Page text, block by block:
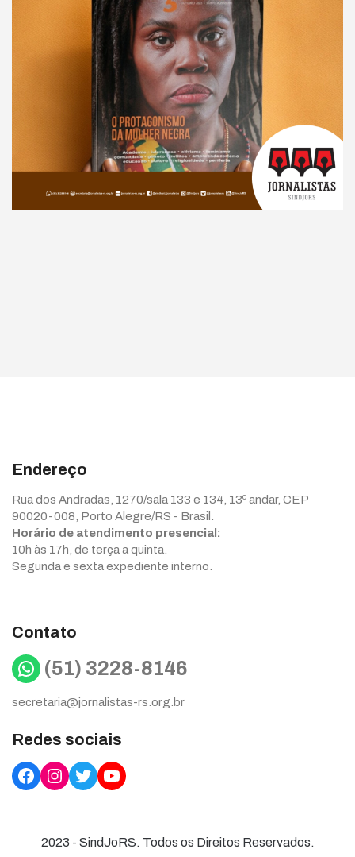
Endereço
Rua dos Andradas, 1270/sala 133 e 134, 13º andar, CEP
90020-008, Porto Alegre/RS - Brasil.
Horário de atendimento presencial:
10h às 17h, de terça a quinta.
Segunda e sexta expediente interno.
Contato
WhatsApp
(51) 3228-8146
secretaria@jornalistas-rs.org.br
Redes sociais
Facebook
Instagram
TwitterYouTube
2023 - SindJoRS. Todos os Direitos Reservados.